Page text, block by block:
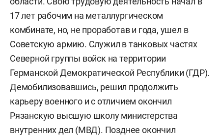
17 лет рабочим на металлургическом
комбинате, но, не проработав и года, ушел в
Советскую армию. Служил в танковых частях
Северной группы войск на территории
Германской Демократической Республики (ГДР).
Демобилизовавшись, решил продолжить
карьеру военного и с отличием окончил
Рязанскую высшую школу министерства
внутренних дел (МВД). Позднее окончил